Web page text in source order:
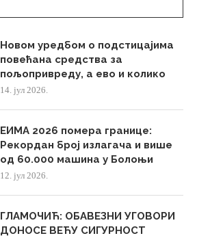
Новом уредбом о подстицајима
повећана средства за
пољопривреду, а ево и колико
14. јул 2026.
ЕИМА 2026 помера границе:
Рекордан број излагача и више
од 60.000 машина у Болоњи
12. јул 2026.
ГЛАМОЧИЋ: ОБАВЕЗНИ УГОВОРИ
ДОНОСЕ ВЕЋУ СИГУРНОСТ